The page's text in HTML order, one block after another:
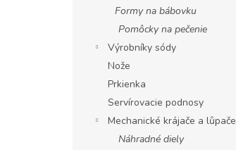
Formy na bábovku
Pomôcky na pečenie
Výrobníky sódy
Nože
Prkienka
Servírovacie podnosy
Mechanické krájače a lůpače
Náhradné diely